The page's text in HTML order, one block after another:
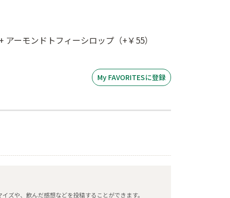
ーモンドトフィーシロップ（+￥55）
My FAVORITESに登録
ズや、飲んだ感想などを投稿することができます。